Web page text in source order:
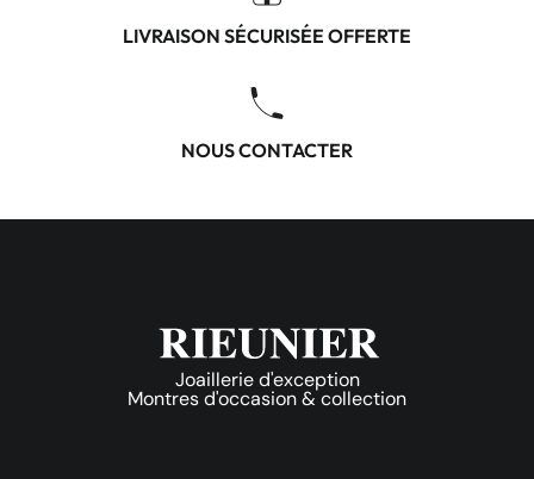
LIVRAISON SÉCURISÉE OFFERTE
NOUS CONTACTER
Joaillerie d'exception
Montres d'occasion & collection